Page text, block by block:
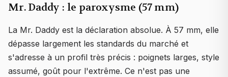
Mr. Daddy : le paroxysme (57 mm)
La Mr. Daddy est la déclaration absolue. À 57 mm, elle
dépasse largement les standards du marché et
s'adresse à un profil très précis : poignets larges, style
assumé, goût pour l'extrême. Ce n'est pas une